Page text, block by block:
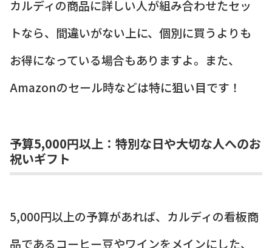
カルディの商品に詳しい人が組み合わせたセッ
トなら、間違いがない上に、個別に買うよりも
お得になっている場合もありますよ。また、
Amazonのセール時などは特に狙い目です！
予算5,000円以上：特別な日や大切な人へのお
祝いギフト
5,000円以上の予算があれば、カルディの看板商
品であるコーヒー豆やワインをメインにした、